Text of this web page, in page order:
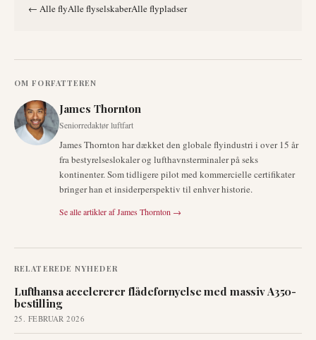
← Alle flyAlle flyselskaberAlle flypladser
OM FORFATTEREN
James Thornton
Seniorredaktør luftfart
James Thornton har dækket den globale flyindustri i over 15 år
fra bestyrelseslokaler og lufthavnsterminaler på seks
kontinenter. Som tidligere pilot med kommercielle certifikater
bringer han et insiderperspektiv til enhver historie.
Se alle artikler afJames Thornton →
RELATEREDE NYHEDER
Lufthansa accelererer flådefornyelse med massiv A350-
bestilling
25. FEBRUAR 2026